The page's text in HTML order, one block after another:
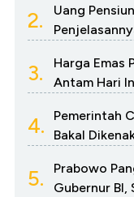
2.
Uang
3.
Harga Emas
Antam Hari
4.
Pemerintah
Bakal
5.
Prabowo
Gubernur BI,